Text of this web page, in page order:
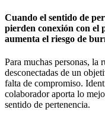
Cuando el sentido de
pierden conexión con el
aumenta el riesgo de
Para muchas personas, la
desconectadas de un
falta de compromiso.
colaborador aporta lo
sentido de pertenencia.